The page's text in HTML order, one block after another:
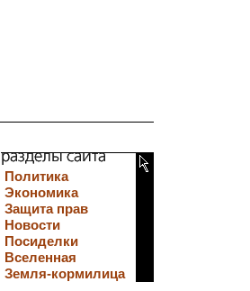
Политика
Экономика
Защита прав
Новости
Посиделки
Вселенная
Земля-кормилица